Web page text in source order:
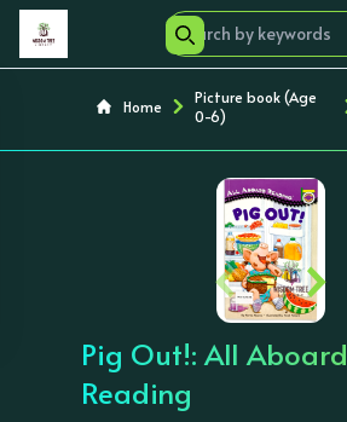
Home
Picture book (Age
0-6)
‹ ›
Pig Out!: All Aboard
Reading